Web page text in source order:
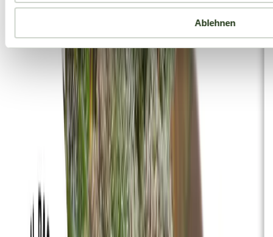
Ablehnen